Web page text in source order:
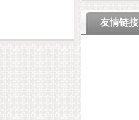
友情链接